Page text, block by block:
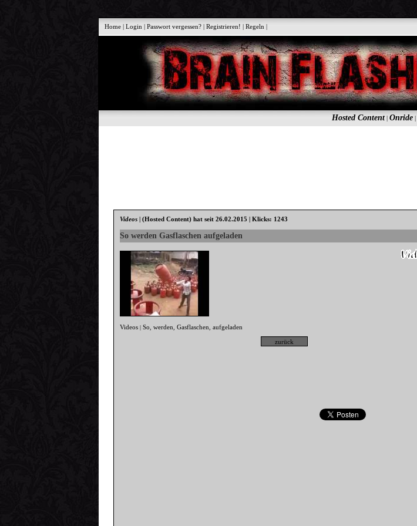
Home |Login |Passwort vergessen? |Registrieren! |Regeln |
Hosted Content| Onride|
Videos |(Hosted Content) hat seit 26.02.2015 | Klicks: 1243
So werden Gasflaschen aufgeladen
Videos |So ,werden ,Gasflaschen ,aufgeladen